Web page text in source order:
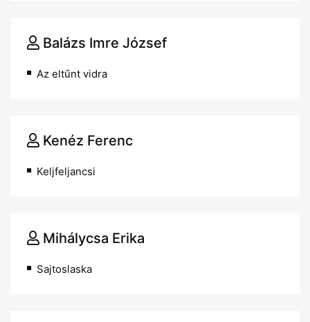
Balázs Imre József
Az eltűnt vidra
Kenéz Ferenc
Keljfeljancsi
Mihálycsa Erika
Sajtoslaska